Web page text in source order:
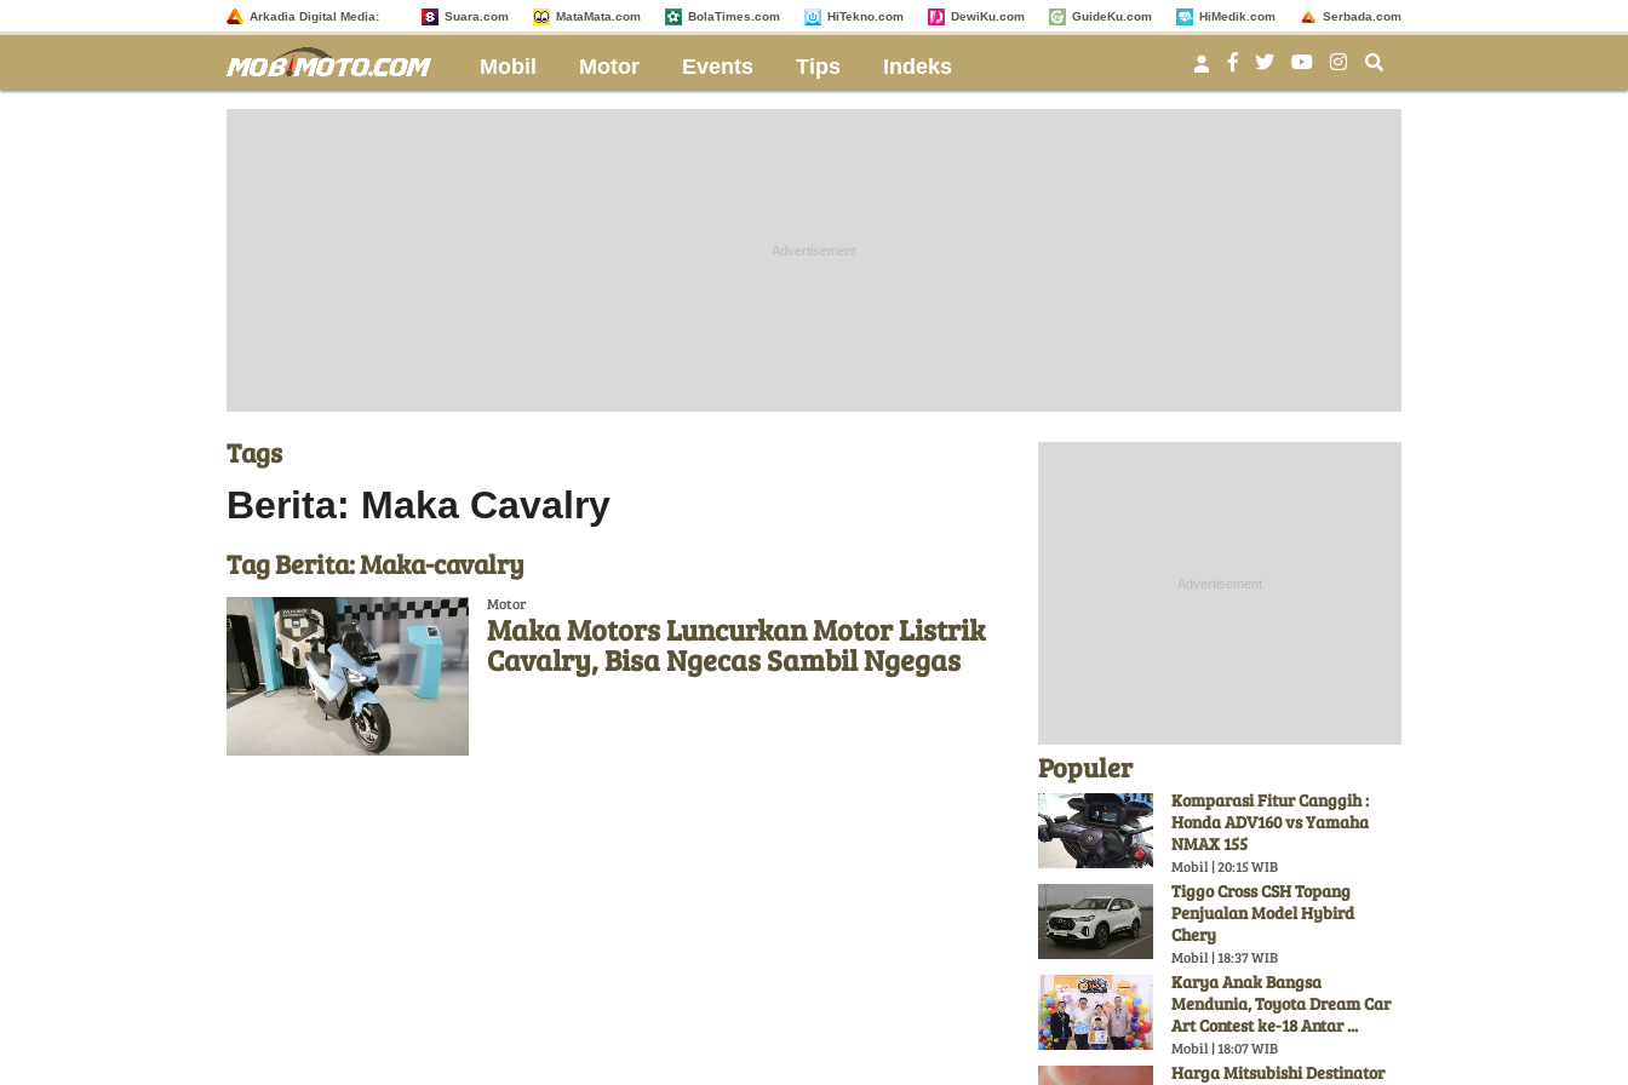
Arkadia Digital Media: Suara.com MataMata.com BolaTimes.com HiTekno.com DewiKu.com GuideKu.com HiMedik.com Serbada.com
Mobil Motor Events Tips Indeks
Tags
Berita: Maka Cavalry
Tag Berita: Maka-cavalry
Motor
Maka Motors Luncurkan Motor Listrik
Cavalry, Bisa Ngecas Sambil Ngegas
Populer
Komparasi Fitur Canggih :
Honda ADV160 vs Yamaha
NMAX 155
Mobil | 20:15 WIB
Tiggo Cross CSH Topang
Penjualan Model Hybird
Chery
Mobil | 18:37 WIB
Karya Anak Bangsa
Mendunia, Toyota Dream Car
Art Contest ke-18 Antar ...
Mobil | 18:07 WIB
Harga Mitsubishi Destinator